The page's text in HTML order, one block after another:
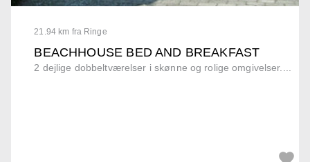
21.94 km fra Ringe
BEACHHOUSE BED AND BREAKFAST
2 dejlige dobbeltværelser i skønne og rolige omgivelser....